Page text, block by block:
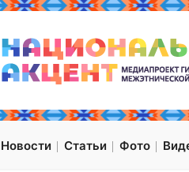
Новости Статьи Фото